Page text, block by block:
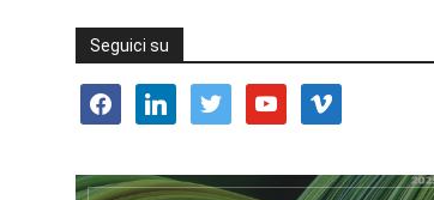
Seguici su
facebooklinkedin twitter youtube vimeo